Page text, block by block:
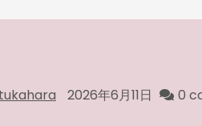
tukahara 2026年6月11日 0